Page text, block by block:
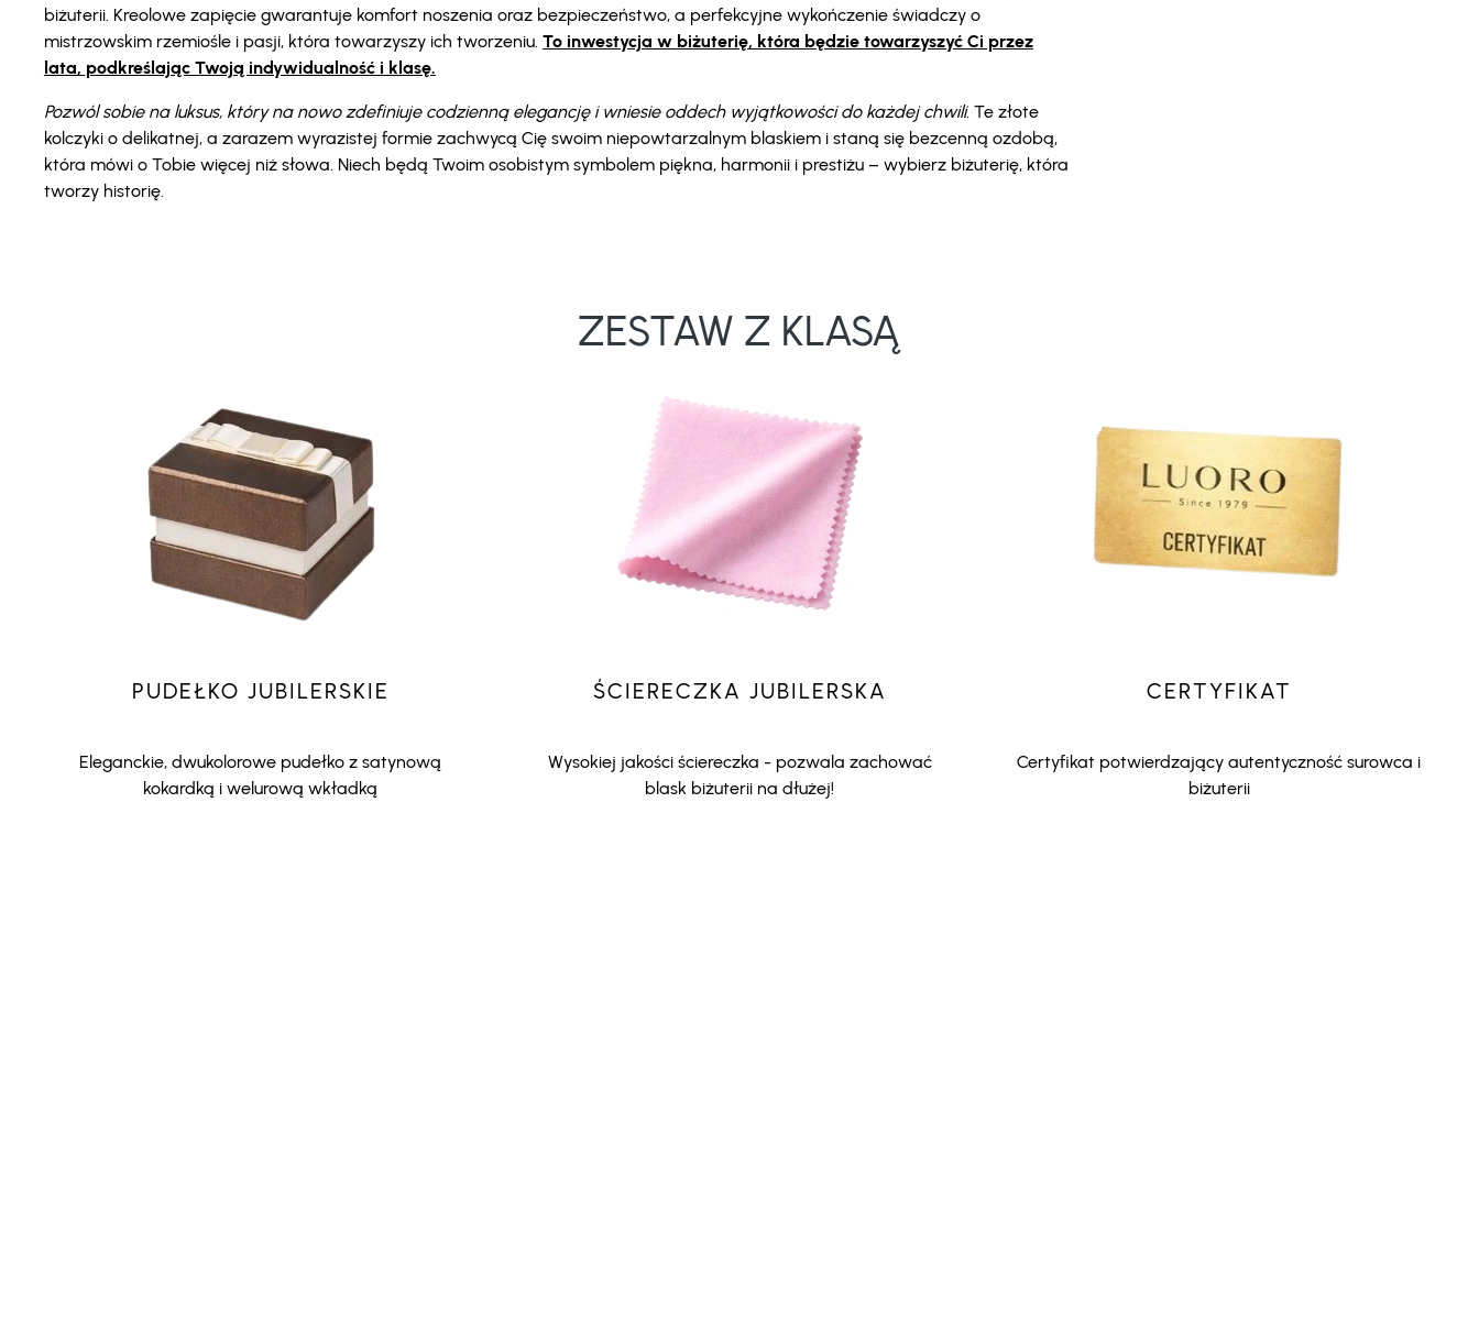
biżuterii. Kreolowe zapięcie gwarantuje komfort noszenia oraz bezpieczeństwo, a perfekcyjne wykończenie świadczy o
mistrzowskim rzemiośle i pasji, która towarzyszy ich tworzeniu. To inwestycja w biżuterię, która będzie towarzyszyć Ci przez
lata, podkreślając Twoją indywidualność i klasę.
Pozwól sobie na luksus, który na nowo zdefiniuje codzienną elegancję i wniesie oddech wyjątkowości do każdej chwili. Te złote
kolczyki o delikatnej, a zarazem wyrazistej formie zachwycą Cię swoim niepowtarzalnym blaskiem i staną się bezcenną ozdobą,
która mówi o Tobie więcej niż słowa. Niech będą Twoim osobistym symbolem piękna, harmonii i prestiżu – wybierz biżuterię, która
tworzy historię.
ZESTAW Z KLASĄ
PUDEŁKO JUBILERSKIE
Eleganckie, dwukolorowe pudełko z satynową
kokardką i welurową wkładką
ŚCIERECZKA JUBILERSKA
Wysokiej jakości ściereczka - pozwala zachować
blask biżuterii na dłużej!
CERTYFIKAT
Certyfikat potwierdzający autentyczność surowca i
biżuterii